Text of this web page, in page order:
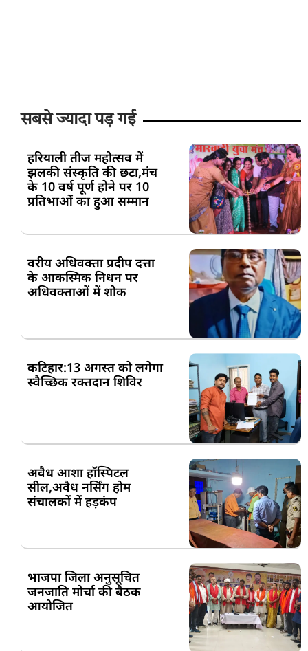
सबसे ज्यादा पड़ गई
हरियाली तीज महोत्सव में
झलकी संस्कृति की छटा,मंच
के 10 वर्ष पूर्ण होने पर 10
प्रतिभाओं का हुआ सम्मान
वरीय अधिवक्ता प्रदीप दत्ता
के आकस्मिक निधन पर
अधिवक्ताओं में शोक
कटिहार:13 अगस्त को लगेगा
स्वैच्छिक रक्तदान शिविर
अवैध आशा हॉस्पिटल
सील,अवैध नर्सिंग होम
संचालकों में हड़कंप
भाजपा जिला अनुसूचित
जनजाति मोर्चा की बैठक
आयोजित